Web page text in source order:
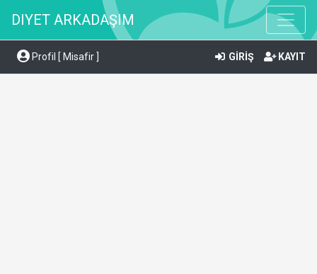
DIYET ARKADAŞIM
Profil [ Misafir ] GİRİŞ KAYIT